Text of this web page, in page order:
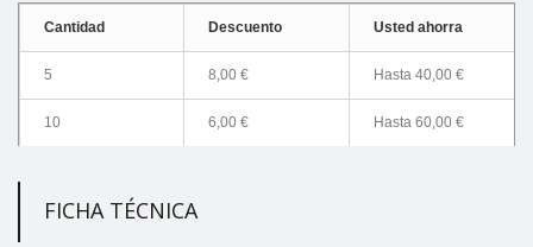
Cantidad Descuento Usted ahorra
5 8,00 € Hasta 40,00 €
10 6,00 € Hasta 60,00 €
FICHA TÉCNICA